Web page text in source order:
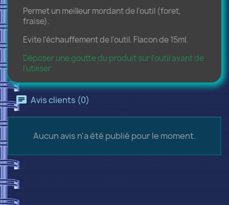
Permet un meilleur mordant de l'outil (foret,
fraise).
Evite l'échauffement de l'outil. Flacon de 15ml.
Déposer une goutte du produit sur l'outil avant de
l'utiliser.
Avis clients (0)
Aucun avis n'a été publié pour le moment.